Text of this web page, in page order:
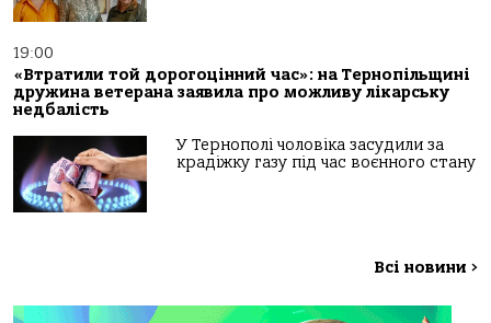
19:00
«Втратили той дорогоцінний час»: на Тернопільщині
дружина ветерана заявила про можливу лікарську
недбалість
У Тернополі чоловіка засудили за
крадіжку газу під час воєнного стану
Всі новини >